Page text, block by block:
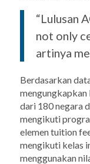
“Lulusan
not only
artinya
Berdasarkan
dari 180 negara
mengikuti
elementuition
mengikuti kelas
menggunakan